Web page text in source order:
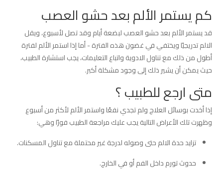
كم يستمر الألم بعد حشو العصب
قد يستمر الألم بعد حشو العصب لبضعة أيام وقد تصل لأسبوع، ويقل
الالم تدريجيًا ويختفي في غضون هذه الفترة - أما إذا استمر الألم لفترة
أطول من ذلك مع تناول الادوية واتباع التعليمات، يجب استشارة الطبيب،
حيث يمكن أن يشير ذلك إلى وجود مشكلة أكبر.
متى ارجع للطبيب ؟
إذا أخدت بوسائل العلاج ولم تجدي نفعًا واستمر الألم لأكثر من أسبوع
وظهرت تلك الأعراض التالية يجب عليك مراجعة الطبيب فورًا وهي:
تزايد حدة الالم حتى وصوله لدرجة غير محتملة مع تناول المسكنات.
حدوث تورم داخل الفم أو في الخارج.